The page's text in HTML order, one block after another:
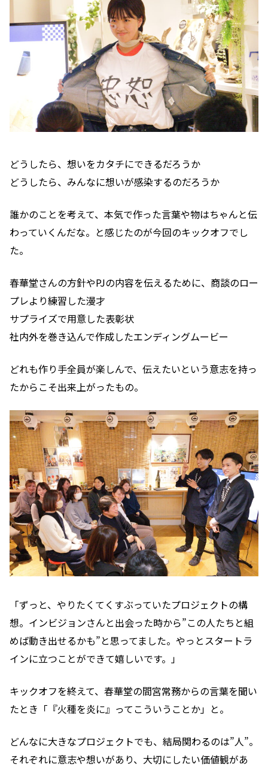
どうしたら、想いをカタチにできるだろうか
どうしたら、みんなに想いが感染するのだろうか
誰かのことを考えて、本気で作った言葉や物はちゃんと伝
わっていくんだな。と感じたのが今回のキックオフでし
た。
春華堂さんの方針やPJの内容を伝えるために、商談のロー
プレより練習した漫才
サプライズで用意した表彰状
社内外を巻き込んで作成したエンディングムービー
どれも作り手全員が楽しんで、伝えたいという意志を持っ
たからこそ出来上がったもの。
「ずっと、やりたくてくすぶっていたプロジェクトの構
想。インビジョンさんと出会った時から”この人たちと組
めば動き出せるかも”と思ってました。やっとスタートラ
インに立つことができて嬉しいです。」
キックオフを終えて、春華堂の間宮常務からの言葉を聞い
たとき「『火種を炎に』ってこういうことか」と。
どんなに大きなプロジェクトでも、結局関わるのは”人”。
それぞれに意志や想いがあり、大切にしたい価値観があ